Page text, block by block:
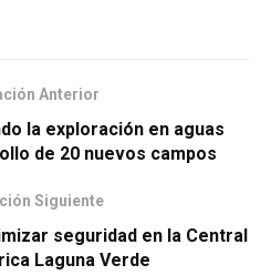
Anterior
la exploración en aguas
de 20 nuevos campos
Siguiente
seguridad en la Central
Laguna Verde